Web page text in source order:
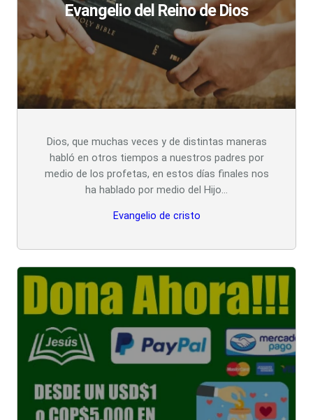
Evangelio del Reino de Dios
Dios, que muchas veces y de distintas maneras
habló en otros tiempos a nuestros padres por
medio de los profetas, en estos días finales nos
ha hablado por medio del Hijo…
Evangelio de cristo